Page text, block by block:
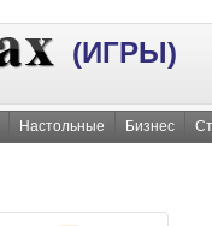
(ИГРЫ)
Настольные Бизнес